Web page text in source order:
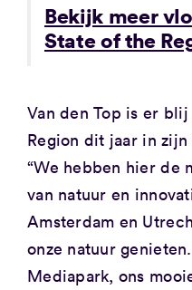
Bekijk meer
State of the
Van den Top is er
Region dit jaar in
“We hebben hier de
van natuur en
Amsterdam en
onze natuur
Mediapark, ons